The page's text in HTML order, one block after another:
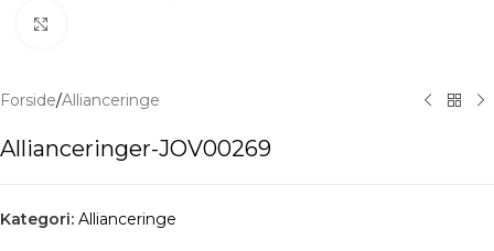
Forside/Allianceringe
Allianceringer-JOV00269
Kategori: Allianceringe